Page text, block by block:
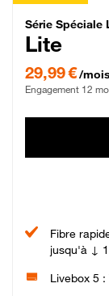
Série
Série Spéciale
Lite
29,99 €/mois
Engagement 12
Fibre
jusqu'à ↓
Livebox 5 :